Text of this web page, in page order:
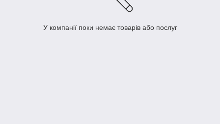
У компанії поки немає товарів або послуг